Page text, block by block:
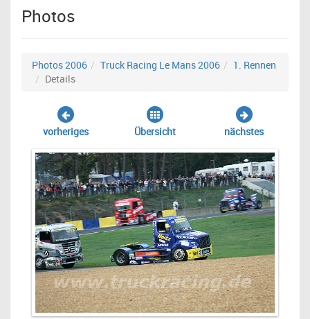
Photos
Photos 2006 Truck Racing Le Mans 2006
1. Rennen
Details
vorheriges Übersicht nächstes